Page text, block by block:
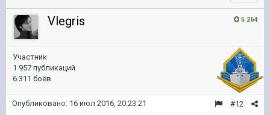
5 264
Vlegris
Участник
1 957 публикаций
6 311 боёв
#12
Опубликовано: 16 июл 2016, 20:23:21